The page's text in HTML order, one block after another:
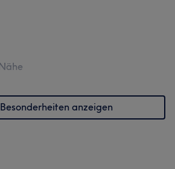
anzeigen